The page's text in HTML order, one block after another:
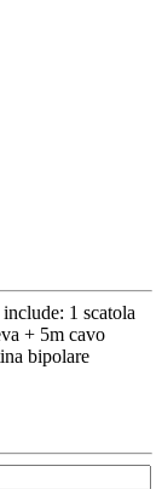
1 scatola
+ 5m cavo
bipolare